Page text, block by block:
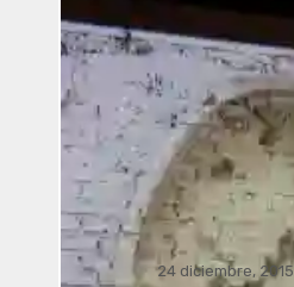
24 diciembre, 2015